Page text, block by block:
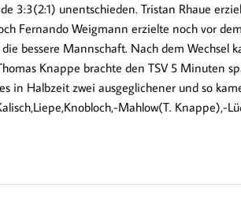
3:3(2:1) unentschieden. Tristan Rhaue
Fernando Weigmann erzielte noch vor
bessere Mannschaft. Nach dem Wechsel
Knappe brachte den TSV 5 Minuten
in Halbzeit zwei ausgeglichener und so
Mahlow(T. Knappe),-